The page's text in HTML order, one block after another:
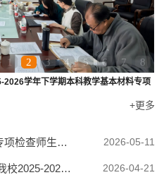
1 2 3 4 5 6 7 8
学年下学期本科教学基本材料专项
+更多
沈阳药科大学召开本科教学专项检查师生座谈会 2026-05-11
以检促规范 以查提质效——我校2025-2026学年下学期本科教学... 2026-04-21